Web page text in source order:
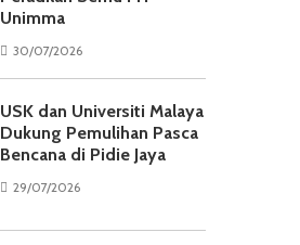
Unimma
30/07/2026
USK dan Universiti Malaya
Dukung Pemulihan Pasca
Bencana di Pidie Jaya
29/07/2026